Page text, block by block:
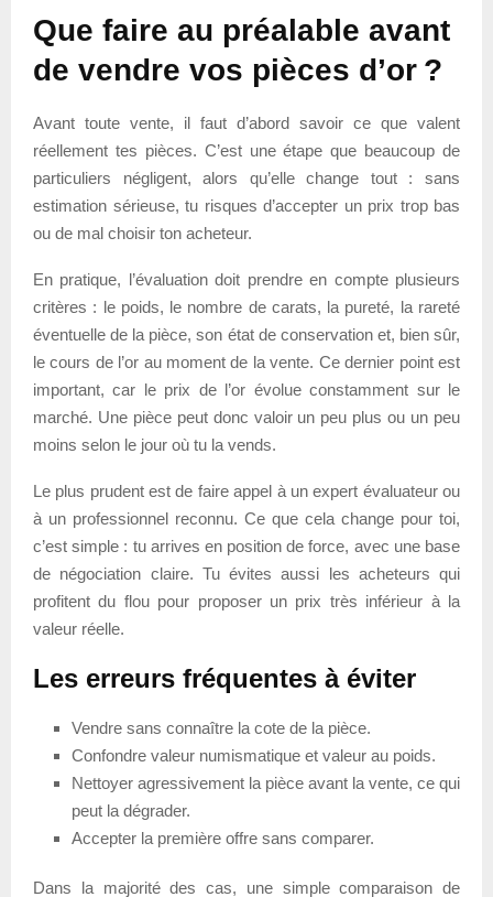
Que faire au préalable avant
de vendre vos pièces d’or ?
Avant toute vente, il faut d’abord savoir ce que valent
réellement tes pièces. C’est une étape que beaucoup de
particuliers négligent, alors qu’elle change tout : sans
estimation sérieuse, tu risques d’accepter un prix trop bas
ou de mal choisir ton acheteur.
En pratique, l’évaluation doit prendre en compte plusieurs
critères : le poids, le nombre de carats, la pureté, la rareté
éventuelle de la pièce, son état de conservation et, bien sûr,
le cours de l’or au moment de la vente. Ce dernier point est
important, car le prix de l’or évolue constamment sur le
marché. Une pièce peut donc valoir un peu plus ou un peu
moins selon le jour où tu la vends.
Le plus prudent est de faire appel à un expert évaluateur ou
à un professionnel reconnu. Ce que cela change pour toi,
c’est simple : tu arrives en position de force, avec une base
de négociation claire. Tu évites aussi les acheteurs qui
profitent du flou pour proposer un prix très inférieur à la
valeur réelle.
Les erreurs fréquentes à éviter
Vendre sans connaître la cote de la pièce.
Confondre valeur numismatique et valeur au poids.
Nettoyer agressivement la pièce avant la vente, ce qui
peut la dégrader.
Accepter la première offre sans comparer.
Dans la majorité des cas, une simple comparaison de